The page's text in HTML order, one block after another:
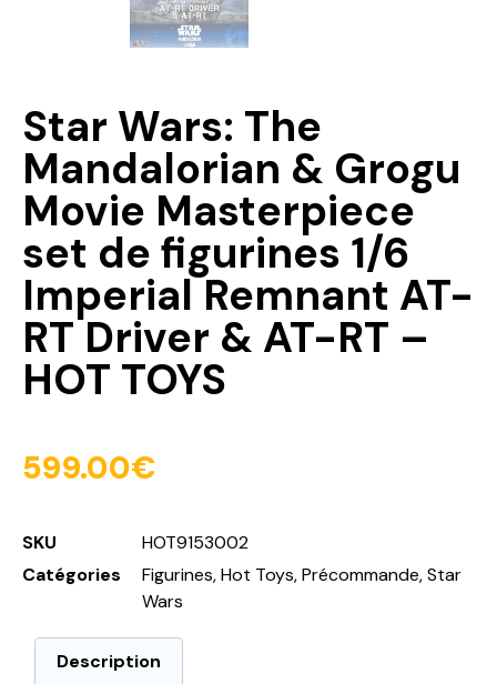
Star Wars: The
Mandalorian & Grogu
Movie Masterpiece
set de figurines 1/6
Imperial Remnant AT-
RT Driver & AT-RT –
HOT TOYS
599.00€
SKU
HOT9153002
Catégories
Figurines,Hot Toys,Précommande,Star
Wars
Description